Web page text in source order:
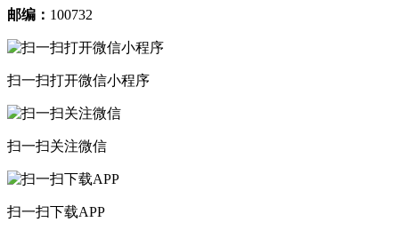
邮编： 100732
扫一扫打开微信小程序
扫一扫关注微信
扫一扫下载APP